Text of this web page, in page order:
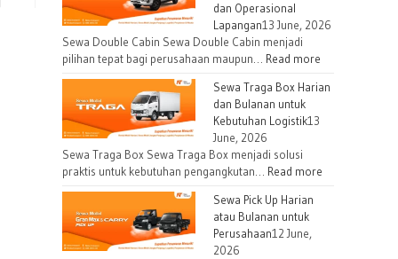
dan Operasional
Lapangan13 June, 2026
Sewa Double Cabin Sewa Double Cabin menjadi
pilihan tepat bagi perusahaan maupun… Read more
Double
Proyek
Sewa Traga Box Harian
dan Bulanan untuk
Kebutuhan Logistik13
June, 2026
Sewa Traga Box Sewa Traga Box menjadi solusi
praktis untuk kebutuhan pengangkutan… Read more
Sewa Pick Up Harian
atau Bulanan untuk
Perusahaan12 June,
2026